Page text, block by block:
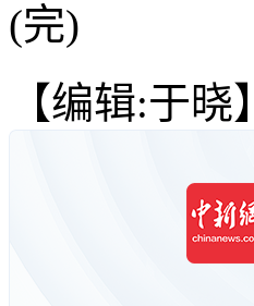
(完)
【编辑:于晓】